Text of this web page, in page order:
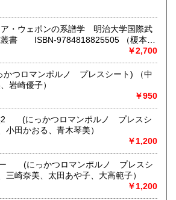
360円 大分県 360円
360円 鹿児島県 360円
360円
問い合わせ等はメールでお願いしま
ませんのでご了承ください。
ませていただきます。
すが、よろしくお願い申し上げます。
日曜日 臨時休業は台風、大雪等の悪
せ 8月10日～18日まで休ませていただ
けしますが、よろしくお願い申し上げ
・ウェポンの系譜学 明治大学国際武
書 ISBN-9784818825505 （榎本
￥2,700
ロマンポルノ プレスシート) （中
岩崎優子）
￥950
2 (にっかつロマンポルノ プレスシ
子、小田かおる、青木琴美）
￥1,200
ー (にっかつロマンポルノ プレスシ
り、三崎奈美、太田あや子、大高範子）
￥1,200